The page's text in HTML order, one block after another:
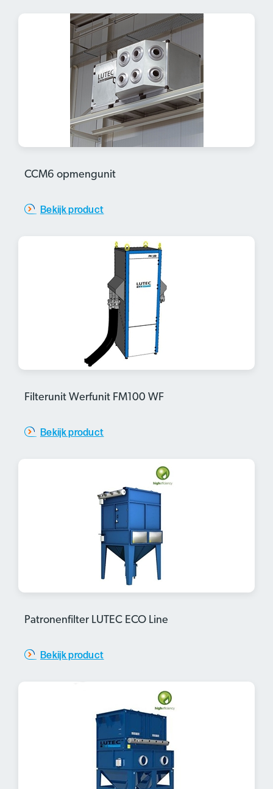
CCM6 opmengunit
Bekijk product
Filterunit Werfunit FM100 WF
Bekijk product
Patronenfilter LUTEC ECO Line
Bekijk product